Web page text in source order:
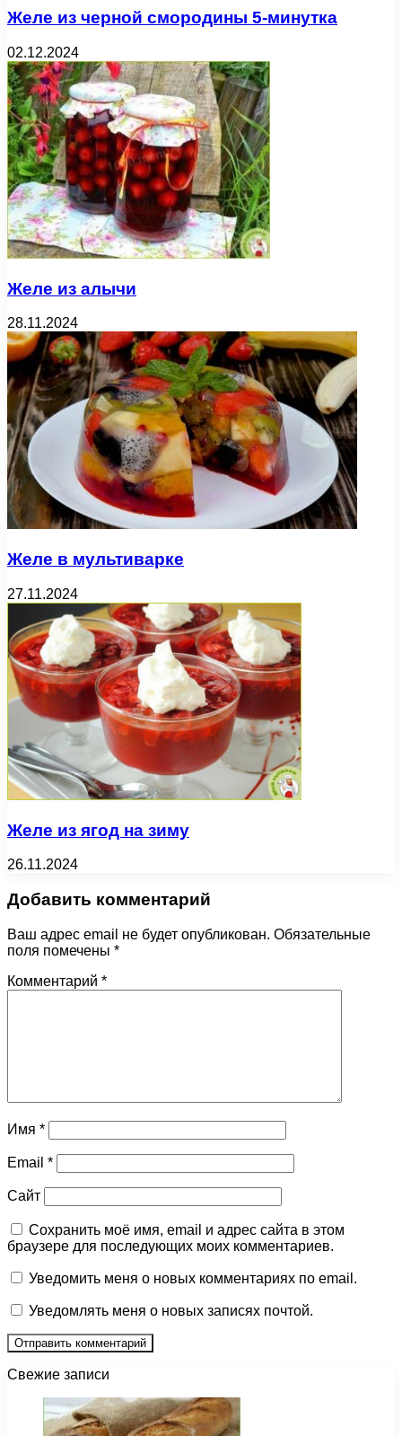
Желе из черной смородины 5-минутка
02.12.2024
Желе из алычи
28.11.2024
Желе в мультиварке
27.11.2024
Желе из ягод на зиму
26.11.2024
Добавить комментарий
Ваш адрес email не будет опубликован. Обязательные
поля помечены *
Комментарий *
Имя *
Email *
Сайт
Сохранить моё имя, email и адрес сайта в этом
браузере для последующих моих комментариев.
Уведомить меня о новых комментариях по email.
Уведомлять меня о новых записях почтой.
Свежие записи